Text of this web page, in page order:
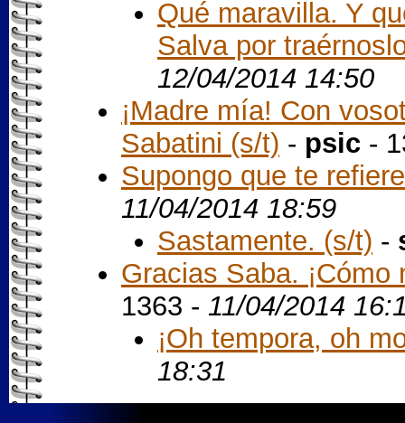
Qué maravilla. Y
Salva por
12/04/2014 14:50
¡Madre mía! Con
Sabatini (s/t) - psic -
Supongo que te
11/04/2014 18:59
Sastamente. (s/t) -
Gracias Saba.
1363 - 11/04/2014
¡Oh tempora, oh
18:31